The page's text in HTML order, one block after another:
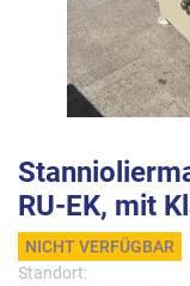
RU-EK, mit
NICHT VERFÜGBAR
Standort: